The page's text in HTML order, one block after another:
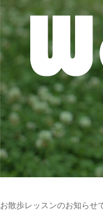
お散歩レッスンのお知らせ